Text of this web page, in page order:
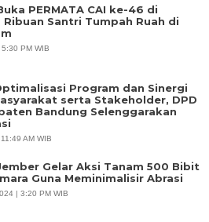
PERMATA CAI ke-46 di
Santri Tumpah Ruah di
PM WIB
Program dan Sinergi
serta Stakeholder, DPD
Bandung Selenggarakan
AM WIB
Gelar Aksi Tanam 500 Bibit
Guna Meminimalisir Abrasi
| 3:20 PM WIB